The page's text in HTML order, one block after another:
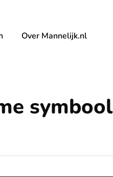
Over Mannelijk.nl
symbool